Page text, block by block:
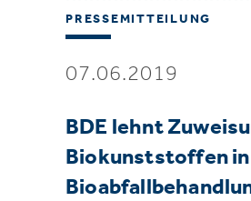
PRESSEMITTEILUNG
07.06.2019
BDE lehnt
Biokunststoffen